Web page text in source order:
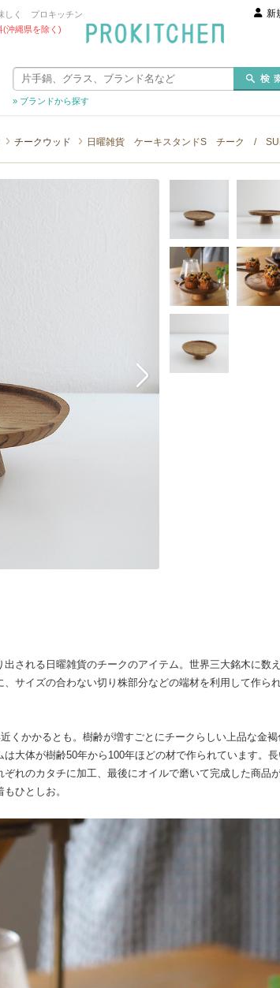
しく プロキッチン
(沖縄県を除く)
新
» ブランドから探す
チークウッド 日曜雑貨 ケーキスタンドS チーク /
される日曜雑貨のチークのアイテム。世界三大銘木に数
サイズの合わない切り株部分などの端材を利用して作ら
くかかるとも。樹齢が増すごとにチークらしい上品な金褐
大体が樹齢50年から100年ほどの材で作られています。
れのカタチに加工、最後にオイルで磨いて完成した商品
ひとしお。